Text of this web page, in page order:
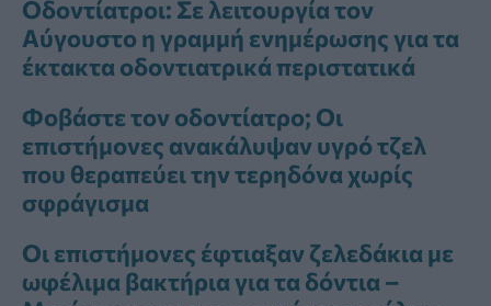
Οδοντίατροι: Σε λειτουργία τον
Αύγουστο η γραμμή ενημέρωσης για τα
έκτακτα οδοντιατρικά περιστατικά
Φοβάστε τον οδοντίατρο; Οι
επιστήμονες ανακάλυψαν υγρό τζελ
που θεραπεύει την τερηδόνα χωρίς
σφράγισμα
Οι επιστήμονες έφτιαξαν ζελεδάκια με
ωφέλιμα βακτήρια για τα δόντια –